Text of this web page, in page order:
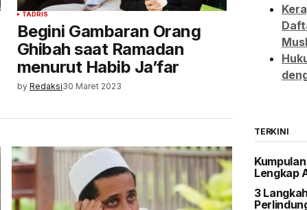
TADRIS
Begini Gambaran Orang
Ghibah saat Ramadan
menurut Habib Ja’far
by Redaksi30 Maret 2023
TERKINI
Lengkap
3